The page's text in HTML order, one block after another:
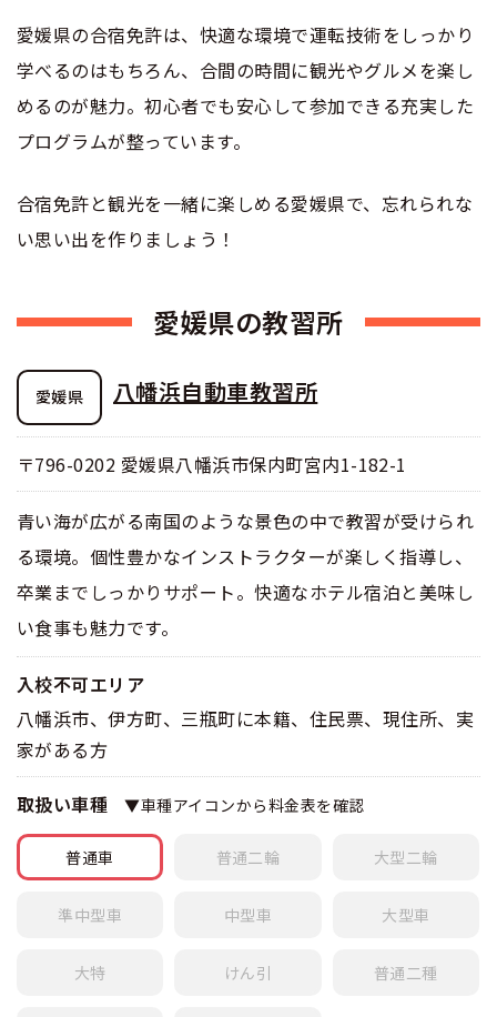
大型車
大特
普通二種
中型二種
大型二種
こだわり、テーマから探す
360度パノラマ教習所
受験資格特例教習
合宿免許での免許取得の流れ
合宿免許一日の過ごし方
運転免許別モデルスケジュール
合宿に関わる料金について
合宿免許 体験談・口コミ
合宿免許 よくある質問
まるわかり！合宿免許Q＆A
免許取消・失効による再取得
冬・雪国の合宿免許は大丈夫？
みんなが選んだ合宿免許の条件
大型免許体験記
全国の運転免許試験場(免許センター)
会社沿革・歴史
登録商標
個人情報の取扱い
参加規定
0120-49-5522
入校申込
愛媛県の合宿免許は、快適な環境で運転技術をしっかり
学べるのはもちろん、合間の時間に観光やグルメを楽し
めるのが魅力。初心者でも安心して参加できる充実した
プログラムが整っています。
合宿免許と観光を一緒に楽しめる愛媛県で、忘れられな
い思い出を作りましょう！
愛媛県の教習所
愛媛県 八幡浜自動車教習所
〒796-0202 愛媛県八幡浜市保内町宮内1-182-1
青い海が広がる南国のような景色の中で教習が受けられ
る環境。個性豊かなインストラクターが楽しく指導し、
卒業までしっかりサポート。快適なホテル宿泊と美味し
い食事も魅力です。
入校不可エリア
八幡浜市、伊方町、三瓶町に本籍、住民票、現住所、実
家がある方
取扱い車種 ▼車種アイコンから料金表を確認
普通車 普通二輪 大型 二輪
準中型車 中型車 大型車
大特 けん引 普通 二種